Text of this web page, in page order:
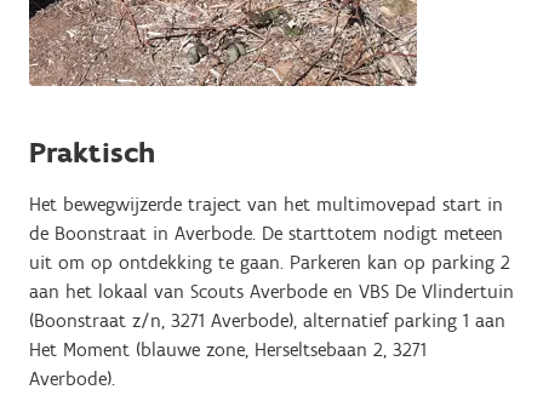
Praktisch
Het bewegwijzerde traject van het multimovepad start in
de Boonstraat in Averbode. De starttotem nodigt meteen
uit om op ontdekking te gaan. Parkeren kan op parking 2
aan het lokaal van Scouts Averbode en VBS De Vlindertuin
(Boonstraat z/n, 3271 Averbode), alternatief parking 1 aan
Het Moment (blauwe zone, Herseltsebaan 2, 3271
Averbode).